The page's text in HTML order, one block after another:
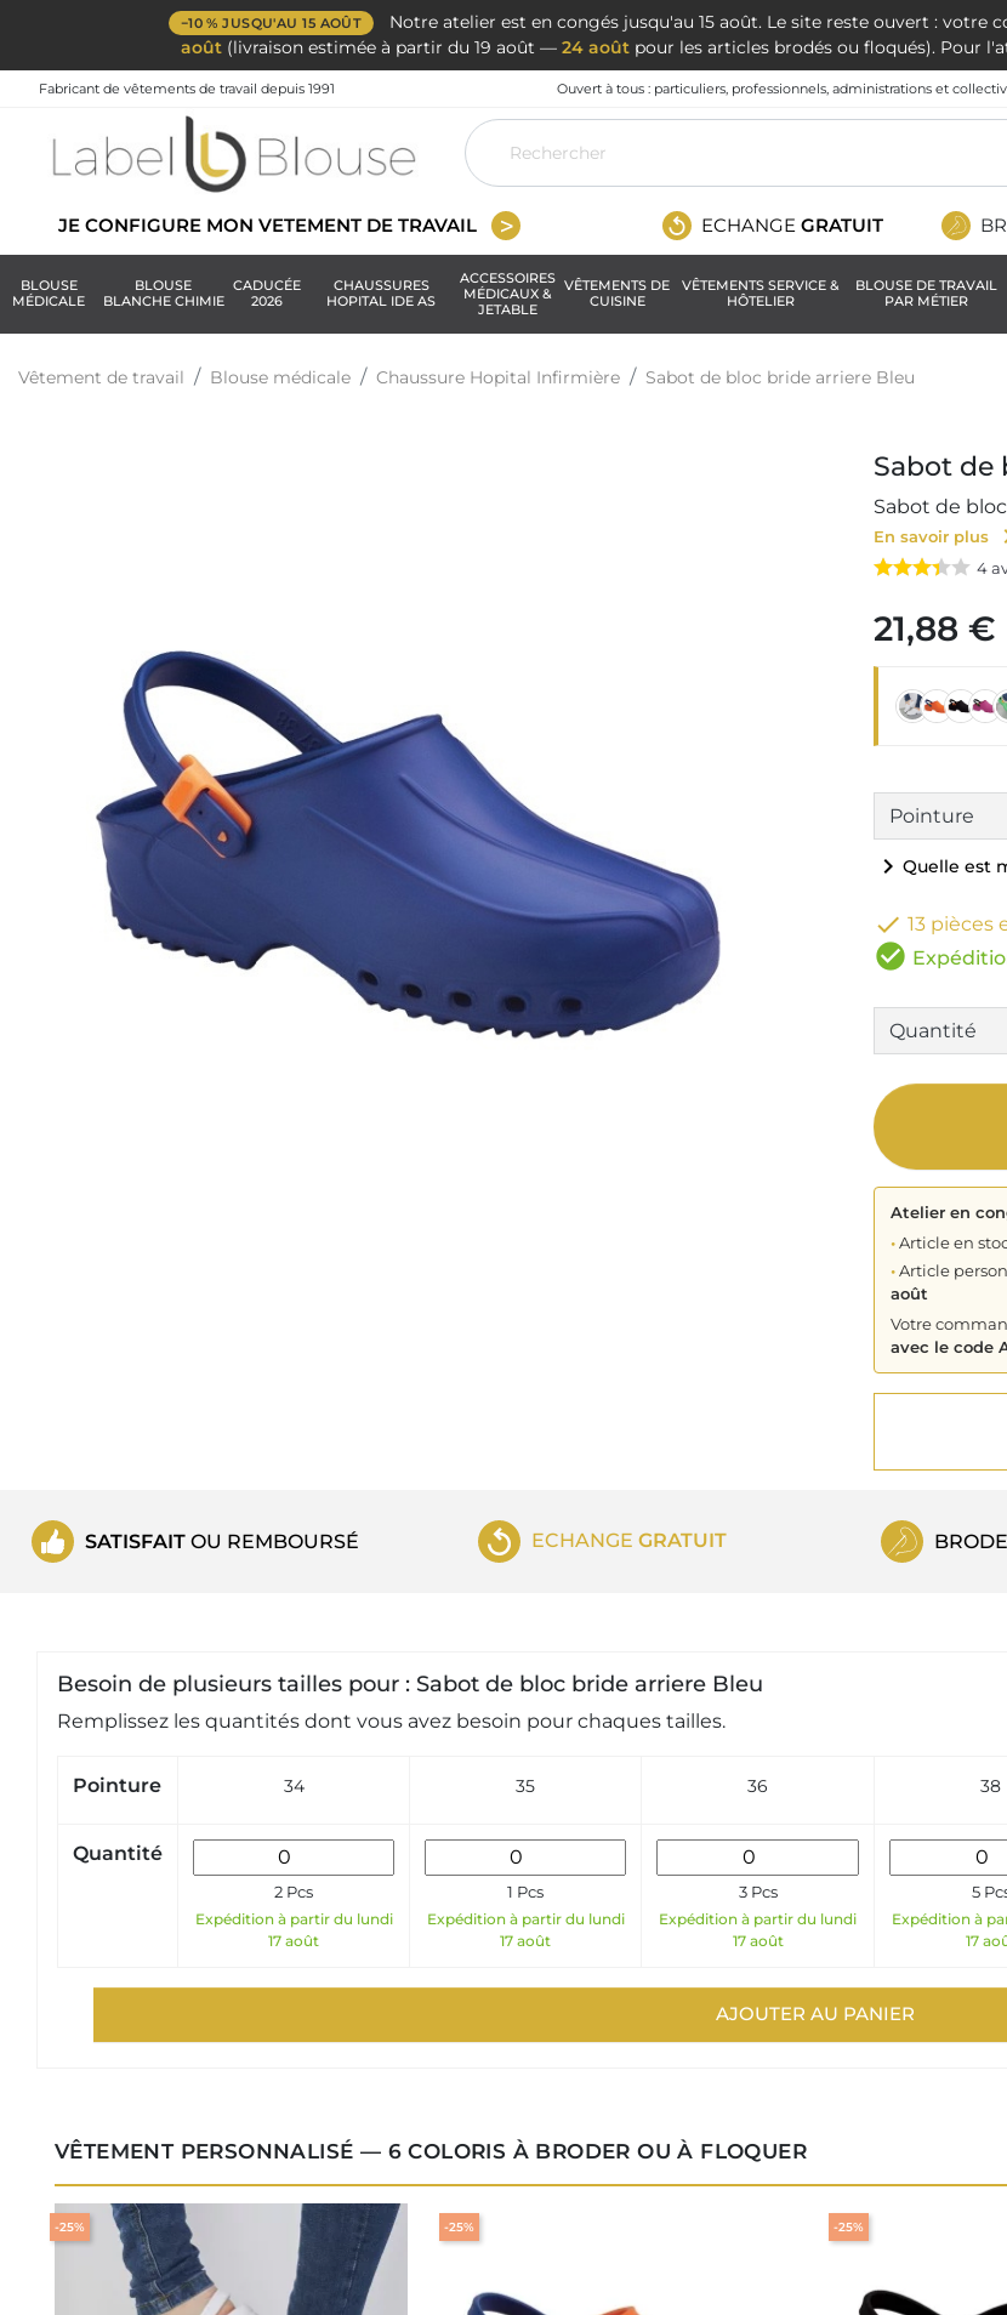
−10 % JUSQU'AU 15 AOÛT Notre atelier est en congés jusqu'au 15 août. Le site reste ouvert : votre
août (livraison estimée à partir du 19 août — 24 août pour les articles brodés ou floqués). Pour
Fabricant de vêtements de travail depuis 1991 Ouvert à tous : particuliers, professionnels, administrations et
JE CONFIGURE MON VETEMENT DE TRAVAIL ECHANGE GRATUIT
BLOUSE
MÉDICALE
BLOUSE
BLANCHE CHIMIE
CADUCÉE
2026
CHAUSSURES
HOPITAL IDE AS
ACCESSOIRES
MÉDICAUX &
JETABLE
VÊTEMENTS DE
CUISINE
VÊTEMENTS SERVICE &
HÔTELIER
BLOUSE DE TRAVAIL
PAR MÉTIER
Vêtement de travail Blouse médicale Chaussure Hopital Infirmière Sabot de bloc bride arriere Bleu
Sabot de
Sabot de
En savoir plus
4
21,88 €
chevron_right Quelle est
 13 pièces
check_circle
Atelier en
•Article en
•Article
août
Votre
avec le code
SATISFAITOU REMBOURSÉ ECHANGEGRATUIT
Besoin de plusieurs tailles pour : Sabot de bloc bride arriere Bleu
Remplissez les quantités dont vous avez besoin pour chaques tailles.
Pointure 34 35 36 38
Quantité
2 Pcs
Expédition à partir du lundi
17 août
1 Pcs
Expédition à partir du lundi
17 août
3 Pcs
Expédition à partir du lundi
17 août
5
Expédition à
17
AJOUTER AU PANIER
VÊTEMENT PERSONNALISÉ — 6 COLORIS À BRODER OU À FLOQUER
-25% -25% -25%